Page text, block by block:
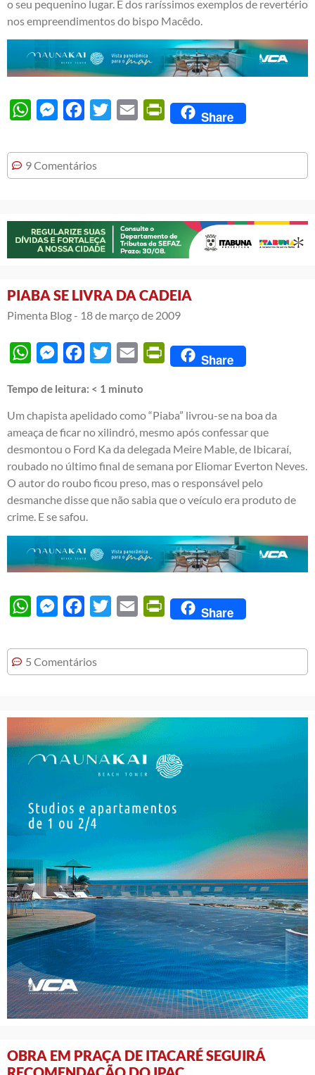
o seu pequenino lugar. É dos raríssimos exemplos de revertério
nos empreendimentos do bispo Macêdo.
WhatsAppMessengerFacebook
Twitter Email PrintFriendly
Share
9 Comentários
PIABA SE LIVRA DA CADEIA
Pimenta Blog - 18 de março de 2009
WhatsAppMessengerFacebook
Twitter Email PrintFriendly
Share
Tempo de leitura: < 1 minuto
Um chapista apelidado como “Piaba” livrou-se na boa da
ameaça de ficar no xilindró, mesmo após confessar que
desmontou o Ford Ka da delegada Meire Mable, de Ibicaraí,
roubado no último final de semana por Eliomar Everton Neves.
O autor do roubo ficou preso, mas o responsável pelo
desmanche disse que não sabia que o veículo era produto de
crime. E se safou.
WhatsAppMessengerFacebook
Twitter Email PrintFriendly
Share
5 Comentários
OBRA EM PRAÇA DE ITACARÉ SEGUIRÁ